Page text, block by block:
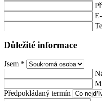
Důležité informace
Jsem *
Předpokládaný termín